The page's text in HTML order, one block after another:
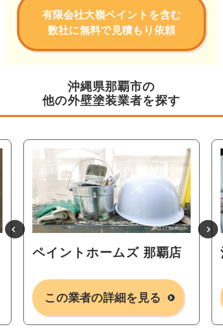
有限会社大嶺ペイントを含む
数社に無料で見積もり依頼
沖縄県那覇市の
他の外壁塗装業者を探す
ペイントホームズ 那覇店
この業者の詳細を見る